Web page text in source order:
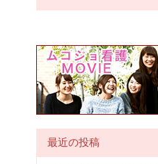
最近の投稿